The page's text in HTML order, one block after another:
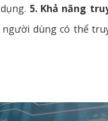
5. Khả năng
dùng có thể